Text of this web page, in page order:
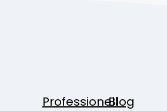
ProfessionellBlog